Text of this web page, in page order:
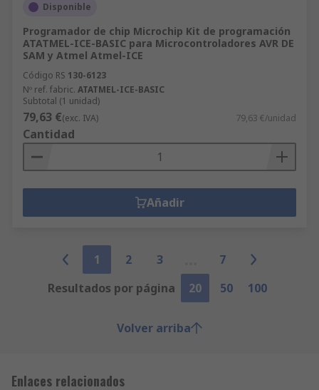
Disponible
Programador de chip Microchip Kit de programación
ATATMEL-ICE-BASIC para Microcontroladores AVR DE
SAM y Atmel Atmel-ICE
Código RS 130-6123
Nº ref. fabric. ATATMEL-ICE-BASIC
Subtotal (1 unidad)
79,63 €(exc. IVA) 79,63 €/unidad
Cantidad
Añadir
1 2 3
7
Resultados por página
20 50 100
Volver arriba
Enlaces relacionados